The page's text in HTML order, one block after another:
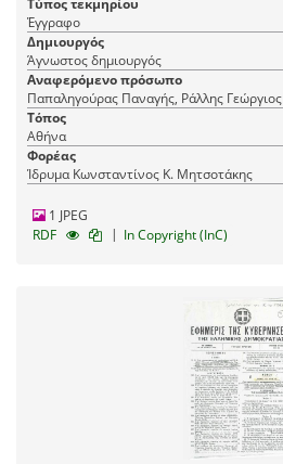
Έγγραφο
Δημιουργός
Άγνωστος δημιουργός
Αναφερόμενο πρόσωπο
Παπαληγούρας Παναγής, Ράλλης Γεώργιος
Τόπος
Αθήνα
Φορέας
Ίδρυμα Κωνσταντίνος Κ. Μητσοτάκης
1 JPEG
RDF
| In Copyright (InC)